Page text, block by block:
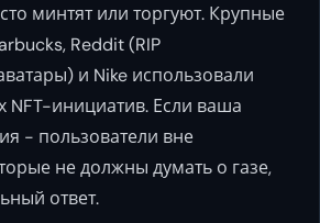
минтят или торгуют. Крупные
Reddit (RIP
и Nike использовали
NFT-инициатив. Если ваша
- пользователи вне
не должны думать о газе,
ответ.